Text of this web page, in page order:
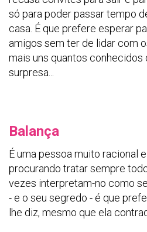
só para poder passar tempo
casa. É que prefere esperar
amigos sem ter de lidar com
mais uns quantos conhecidos
surpresa...
Balança
É uma pessoa muito racional
procurando tratar sempre
vezes interpretam-no como
- e o seu segredo - é que
lhe diz, mesmo que ela